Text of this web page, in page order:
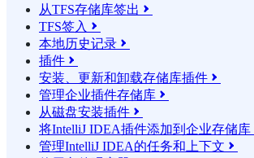
从TFS存储库签出 
TFS签入 
本地历史记录 
插件 
安装、更新和卸载存储库插件 
管理企业插件存储库 
从磁盘安装插件 
将IntelliJ IDEA插件添加到企业存储库
管理IntelliJ IDEA的任务和上下文 